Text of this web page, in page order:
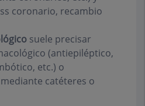
coronario, recambio
suele precisar
(antiepiléptico,
etc.) o
catéteres o